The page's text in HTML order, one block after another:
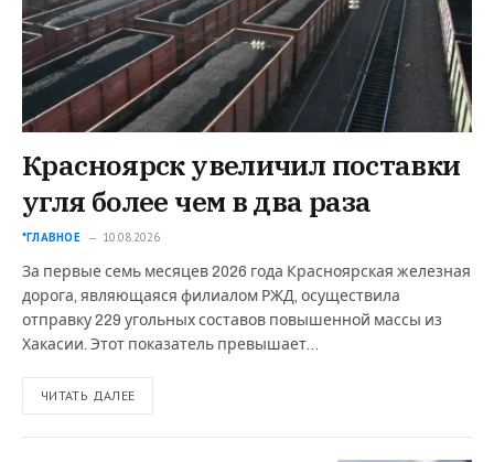
Красноярск увеличил поставки
угля более чем в два раза
*ГЛАВНОЕ 10.08.2026
За первые семь месяцев 2026 года Красноярская железная
дорога, являющаяся филиалом РЖД, осуществила
отправку 229 угольных составов повышенной массы из
Хакасии. Этот показатель превышает…
ЧИТАТЬ ДАЛЕЕ